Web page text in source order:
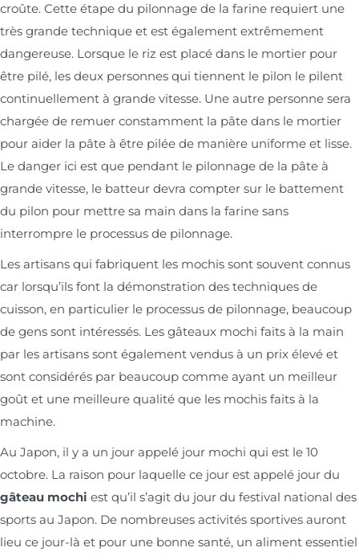
croûte. Cette étape du pilonnage de la farine requiert une
très grande technique et est également extrêmement
dangereuse. Lorsque le riz est placé dans le mortier pour
être pilé, les deux personnes qui tiennent le pilon le pilent
continuellement à grande vitesse. Une autre personne sera
chargée de remuer constamment la pâte dans le mortier
pour aider la pâte à être pilée de manière uniforme et lisse.
Le danger ici est que pendant le pilonnage de la pâte à
grande vitesse, le batteur devra compter sur le battement
du pilon pour mettre sa main dans la farine sans
interrompre le processus de pilonnage.
Les artisans qui fabriquent les mochis sont souvent connus
car lorsqu’ils font la démonstration des techniques de
cuisson, en particulier le processus de pilonnage, beaucoup
de gens sont intéressés. Les gâteaux mochi faits à la main
par les artisans sont également vendus à un prix élevé et
sont considérés par beaucoup comme ayant un meilleur
goût et une meilleure qualité que les mochis faits à la
machine.
Au Japon, il y a un jour appelé jour mochi qui est le 10
octobre. La raison pour laquelle ce jour est appelé jour du
gâteau mochi est qu’il s’agit du jour du festival national des
sports au Japon. De nombreuses activités sportives auront
lieu ce jour-là et pour une bonne santé, un aliment essentiel